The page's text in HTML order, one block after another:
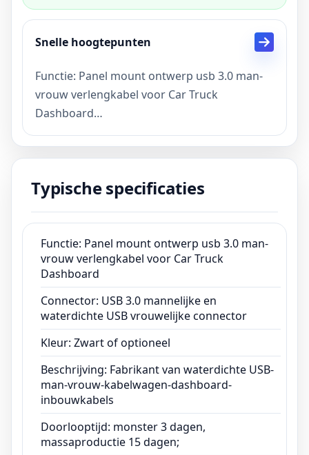
Snelle hoogtepunten
Functie: Panel mount ontwerp usb 3.0 man-
vrouw verlengkabel voor Car Truck
Dashboard
Connector: USB 3.0 mannelijke en
waterdichte USB vrouwelijke
Kleur: Zwart of optioneel
man-vrouw-kabelwagen-dashboard-
inbouwkabels
Doorlooptijd: monster 3 dagen,
massaproductie 15 dagen;
Betalingstermijn: TT,PayPal,Creditcard
Certificaat: ISO13485, CE, ROHS, FCC;
Typische specificaties
Functie: Panel mount ontwerp usb 3.0 man-
vrouw verlengkabel voor Car Truck
Dashboard
Connector: USB 3.0 mannelijke en
waterdichte USB vrouwelijke connector
Kleur: Zwart of optioneel
Beschrijving: Fabrikant van waterdichte USB-
man-vrouw-kabelwagen-dashboard-
inbouwkabels
Doorlooptijd: monster 3 dagen,
massaproductie 15 dagen;